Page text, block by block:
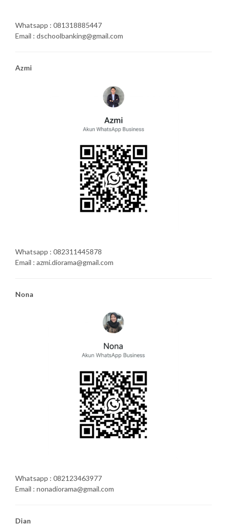
Whatsapp : 081318885447
Email : dschoolbanking@gmail.com
Azmi
Whatsapp : 082311445878
Email : azmi.diorama@gmail.com
Nona
Whatsapp : 082123463977
Email : nonadiorama@gmail.com
Dian